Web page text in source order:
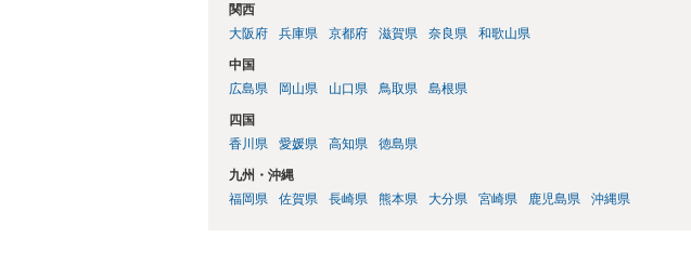
関西
大阪府
兵庫県 京都府 滋賀県 奈良県 和歌山県
中国
広島県
岡山県 山口県 鳥取県 島根県
四国
香川県
愛媛県 高知県 徳島県
九州・沖縄
福岡県
佐賀県 長崎県 熊本県 大分県 宮崎県 鹿児島県 沖縄県